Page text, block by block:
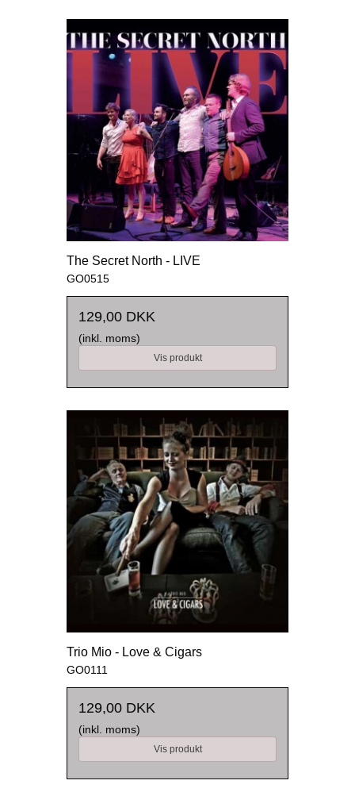
The Secret North - LIVE
GO0515
129,00 DKK
(inkl. moms)
Vis produkt
Trio Mio - Love & Cigars
GO0111
129,00 DKK
(inkl. moms)
Vis produkt